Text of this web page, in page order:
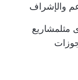
والإشراف
مشاريع